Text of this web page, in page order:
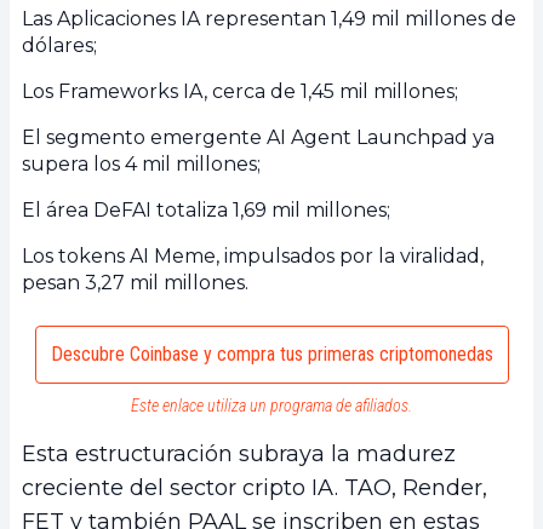
Las Aplicaciones IA representan 1,49 mil millones de
dólares;
Los Frameworks IA, cerca de 1,45 mil millones;
El segmento emergente AI Agent Launchpad ya
supera los 4 mil millones;
El área DeFAI totaliza 1,69 mil millones;
Los tokens AI Meme, impulsados por la viralidad,
pesan 3,27 mil millones.
Descubre Coinbase y compra tus primeras criptomonedas
Este enlace utiliza un programa de afiliados.
Esta estructuración subraya la madurez
creciente del sector cripto IA. TAO, Render,
FET y también PAAL se inscriben en estas